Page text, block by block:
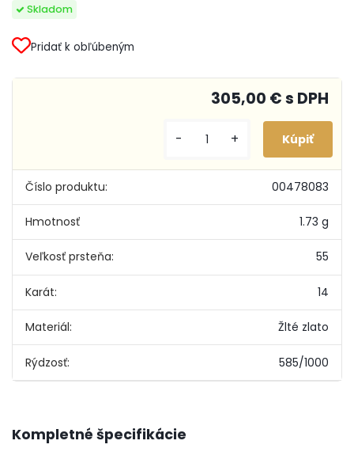
Skladom
Pridať k obľúbeným
Číslo produktu: 00478083
Hmotnosť 1.73 g
Veľkosť prsteňa: 55
Karát: 14
Materiál: Žlté zlato
Rýdzosť: 585/1000
305,00 € s DPH
- +
Kompletné špecifikácie